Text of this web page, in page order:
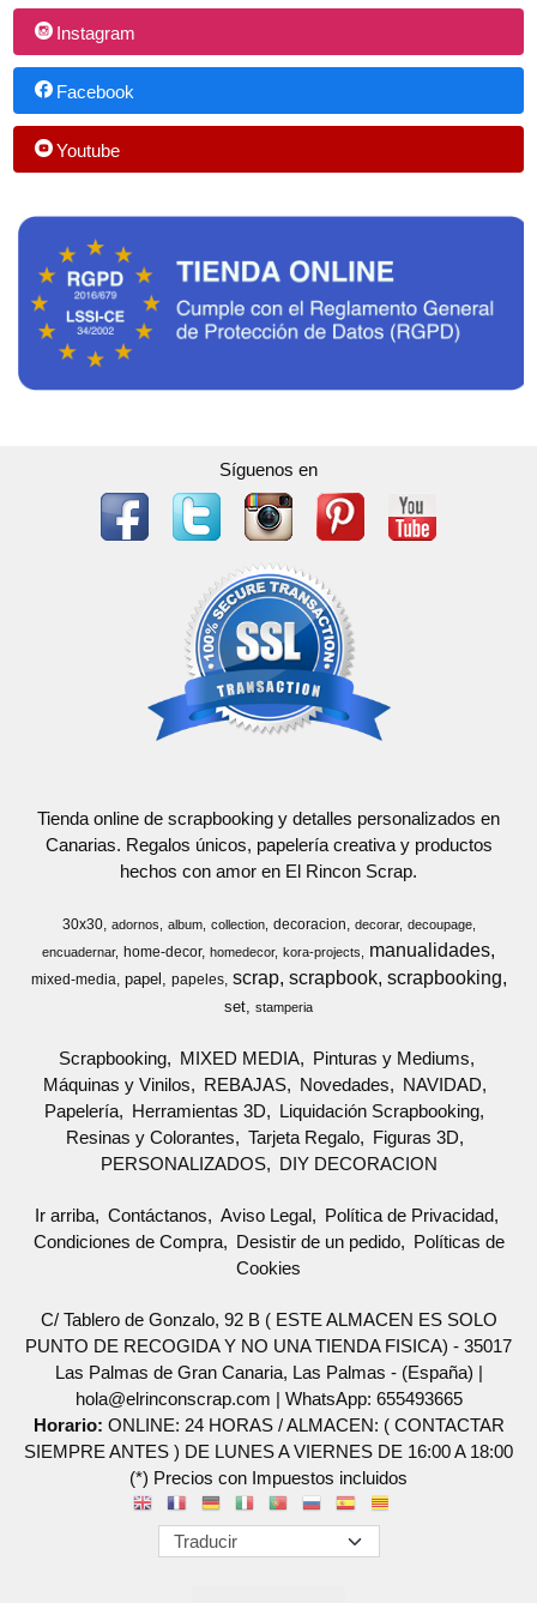
Instagram
Facebook
Youtube
Síguenos en
Tienda online de scrapbooking y detalles personalizados en
Canarias. Regalos únicos, papelería creativa y productos
hechos con amor en El Rincon Scrap.
30x30 adornos album collection decoracion decorar
decoupage
encuadernar
home-decor homedecor kora-projects manualidades
mixed-media papel papeles scrap scrapbook scrapbooking
set stamperia
Scrapbooking MIXED MEDIA
Pinturas y Mediums
Máquinas y Vinilos
REBAJAS Novedades
NAVIDAD
Papelería
Herramientas 3D
Liquidación Scrapbooking
Resinas y Colorantes
Tarjeta Regalo
Figuras 3D
PERSONALIZADOS
DIY DECORACION
Ir arriba Contáctanos Aviso Legal
Política de Privacidad
Condiciones de Compra
Desistir de un pedido
Políticas de
Cookies
C/ Tablero de Gonzalo, 92 B ( ESTE ALMACEN ES SOLO
PUNTO DE RECOGIDA Y NO UNA TIENDA FISICA) - 35017
Las Palmas de Gran Canaria, Las Palmas - (España) |
hola@elrinconscrap.com | WhatsApp: 655493665
Horario: ONLINE: 24 HORAS / ALMACEN: ( CONTACTAR
SIEMPRE ANTES ) DE LUNES A VIERNES DE 16:00 A 18:00
(*) Precios con Impuestos incluidos